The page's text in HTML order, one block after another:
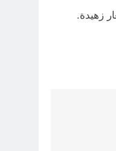
زهيدة.